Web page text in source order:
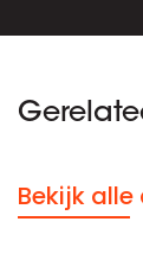
Bekijk